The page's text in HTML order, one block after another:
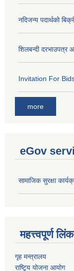
नदिजन्य पदार्थको
शिलबन्दी दरभाउपत्र
Invitation For
more
eGov
सामाजिक सुरक्षा
महत्त्वपूर्ण लिंक
गृह मन्त्रालय
राष्टि्ृय योजना आयोग